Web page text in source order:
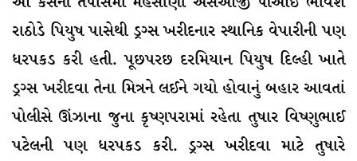
રાઠોડે પિયુષ પાસેથી ડ્રગ્સ ખરીદનાર સ્થાનિક વેપારીની પણ
ધરપકડ કરી હતી. પૂછપરછ દરમિયાન પિયુષ દિલ્હી ખાતે
ડ્રગ્સ ખરીદવા તેના મિત્રને લઈને ગયો હોવાનું બહાર આવતાં
પોલીસે ઊંઝાના જુના કૃષ્ણપરામાં રહેતા તુષાર વિષ્ણુભાઈ
પટેલની પણ ધરપકડ કરી. ડ્રગ્સ ખરીદવા માટે તુષારે